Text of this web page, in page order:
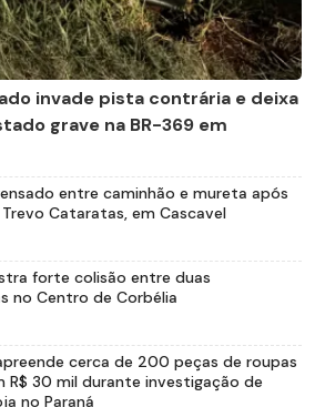
invade pista contrária e deixa
grave na BR-369 em
entre caminhão e mureta após
Cataratas, em Cascavel
forte colisão entre duas
no Centro de Corbélia
cerca de 200 peças de roupas
R$ 30 mil durante investigação de
no Paraná